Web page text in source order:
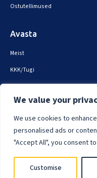
We value your
We use cookies to
personalised ads or
"Accept All", you consent
Customise
Ostutellimused
Avasta
Meist
KKK/Tugi
Broneeri demo
Turvalisus ja privaatsus
Fitek ©